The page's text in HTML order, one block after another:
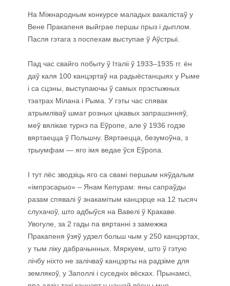
На Міжнародным конкурсе маладых вакалістаў у
Вене Пракапеня выйграе першы прыз і дыплом.
Пасля гэтага з поспехам выступае ў Аўстрыі.
Пад час свайго побыту ў Італіі ў 1933–1935 гг. ён
даў каля 100 канцэртаў на радыёстанцыях у Рыме
і са сцэны, выступаючы ў самых прэстыжных
тэатрах Мілана і Рыма. У гэты час спявак
атрымліваў шмат розных цікавых запрашэнняў,
меў вялікае турнэ па Еўропе, але ў 1936 годзе
вяртаецца ў Польшчу. Вяртаецца, безумоўна, з
трыумфам — яго імя ведае ўся Еўропа.
І тут лёс зводзіць яго са свамі першым няўдалым
«імпрэсарыо» – Янам Кепурам: яны сапраўды
разам спявалі ў знакамітым канцэрце на 12 тысяч
слухачоў, што адбыўся на Вавелі ў Кракаве.
Увогуле, за 2 гады па вяртанні з замежжа
Пракапеня ўзяў удзел больш чым у 250 канцэртах,
у тым ліку дабрачынных. Мяркуем, што ў гэтую
лічбу ніхто не залічваў канцэрты на радзіме для
землякоў, у Заполлі і суседніх вёсках. Прынамсі,